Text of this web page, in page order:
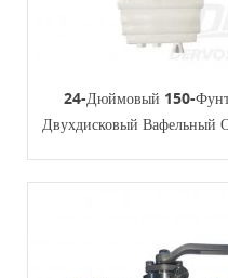
24-Дюймовый 150-
Двухдисковый Вафельный